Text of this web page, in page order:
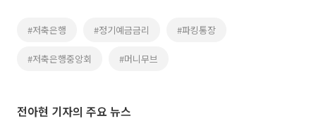
#저축은행 #정기예금금리 #파킹통장
#저축은행중앙회 #머니무브
전아현 기자의 주요 뉴스